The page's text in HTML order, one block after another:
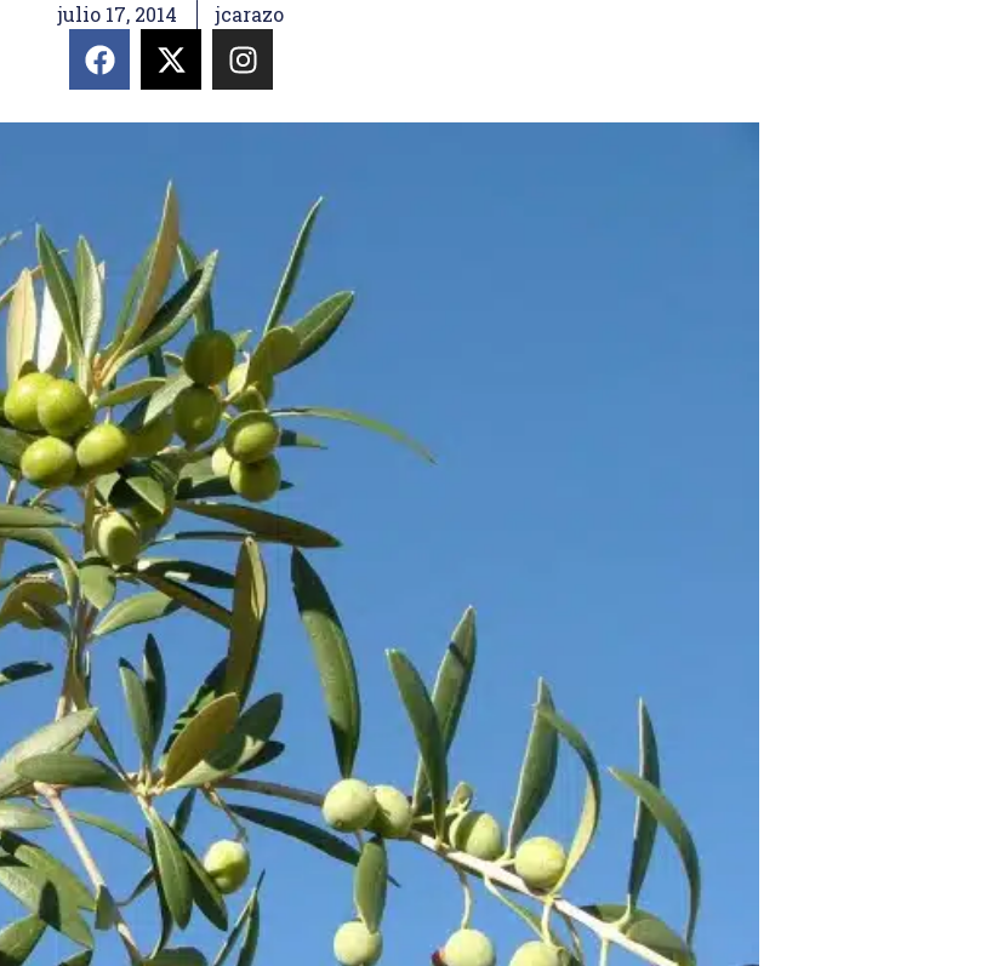
julio 17, 2014 jcarazo